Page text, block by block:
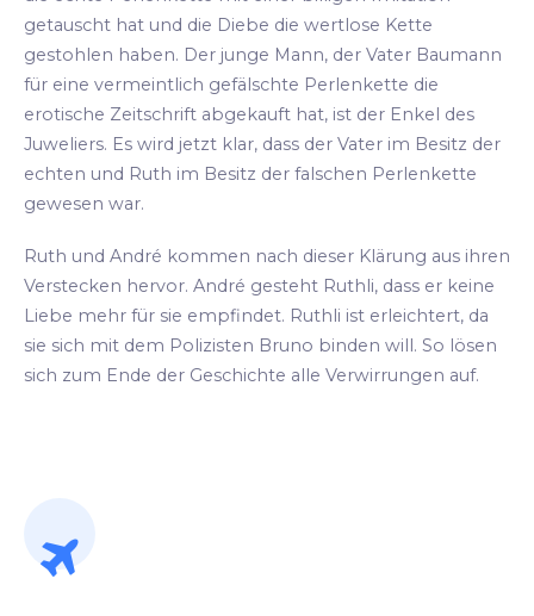
getauscht hat und die Diebe die wertlose Kette
gestohlen haben. Der junge Mann, der Vater Baumann
für eine vermeintlich gefälschte Perlenkette die
erotische Zeitschrift abgekauft hat, ist der Enkel des
Juweliers. Es wird jetzt klar, dass der Vater im Besitz der
echten und Ruth im Besitz der falschen Perlenkette
gewesen war.
Ruth und André kommen nach dieser Klärung aus ihren
Verstecken hervor. André gesteht Ruthli, dass er keine
Liebe mehr für sie empfindet. Ruthli ist erleichtert, da
sie sich mit dem Polizisten Bruno binden will. So lösen
sich zum Ende der Geschichte alle Verwirrungen auf.